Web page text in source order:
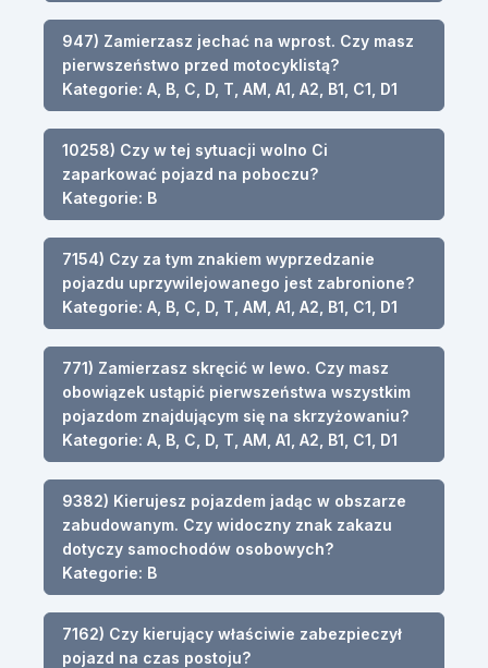
947) Zamierzasz jechać na wprost. Czy masz
pierwszeństwo przed motocyklistą?
Kategorie: A, B, C, D, T, AM, A1, A2, B1, C1, D1
10258) Czy w tej sytuacji wolno Ci
zaparkować pojazd na poboczu?
Kategorie: B
7154) Czy za tym znakiem wyprzedzanie
pojazdu uprzywilejowanego jest zabronione?
Kategorie: A, B, C, D, T, AM, A1, A2, B1, C1, D1
771) Zamierzasz skręcić w lewo. Czy masz
obowiązek ustąpić pierwszeństwa wszystkim
pojazdom znajdującym się na skrzyżowaniu?
Kategorie: A, B, C, D, T, AM, A1, A2, B1, C1, D1
9382) Kierujesz pojazdem jadąc w obszarze
zabudowanym. Czy widoczny znak zakazu
dotyczy samochodów osobowych?
Kategorie: B
7162) Czy kierujący właściwie zabezpieczył
pojazd na czas postoju?